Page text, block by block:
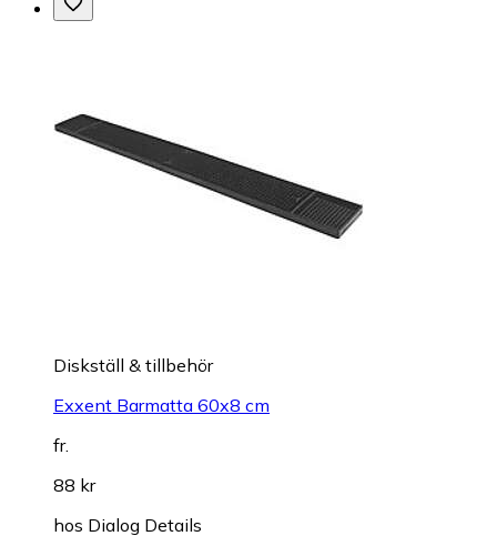
Diskställ & tillbehör
Exxent Barmatta 60x8 cm
fr.
88 kr
hos Dialog Details